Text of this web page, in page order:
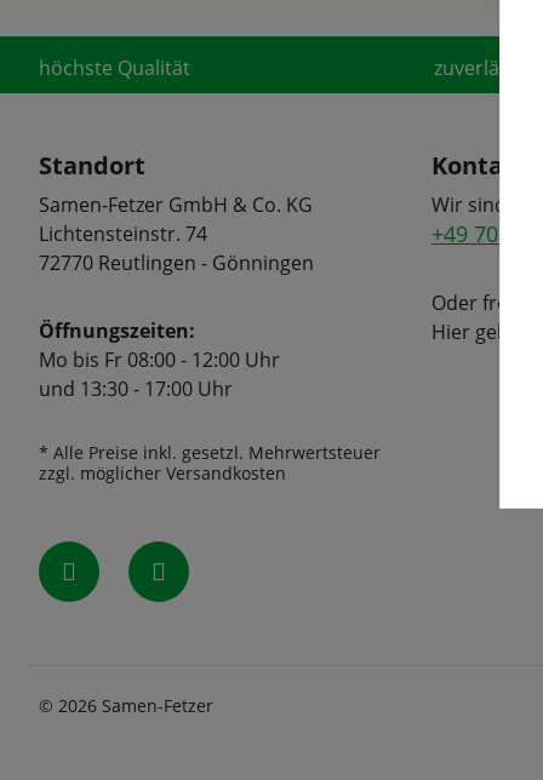
höchste Qualität
Standort
Samen-Fetzer GmbH & Co. KG
Lichtensteinstr. 74
72770 Reutlingen - Gönningen
Öffnungszeiten:
Mo bis Fr 08:00 - 12:00 Uhr
und 13:30 - 17:00 Uhr
* Alle Preise inkl. gesetzl. Mehrwertsteuer
zzgl. möglicher Versandkosten
Kontakt
Wir sind
+49 7072
Oder
Hier geht's
© 2026 Samen-Fetzer